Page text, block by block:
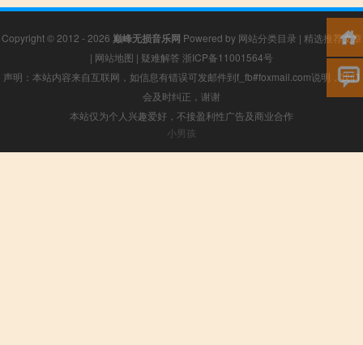
Copyright © 2012 - 2026 巅峰无损音乐网 Powered by 网站分类目录 | 精选推荐文章
| 网站地图 | 疑难解答 浙ICP备11001564号
声明：本站内容来自互联网，如信息有错误可发邮件到f_fb#foxmail.com说明，我们
会及时纠正，谢谢
本站仅为个人兴趣爱好，不接盈利性广告及商业合作
小男孩